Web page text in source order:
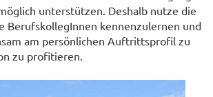
unterstützen. Deshalb nutze die
BerufskollegInnen kennenzulernen und
am persönlichen Auftrittsprofil zu
zu profitieren.